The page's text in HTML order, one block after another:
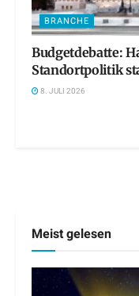
BRANCHE
Budgetdebatte:
Standortpolitik
8. JULI 2026
Meist gelesen